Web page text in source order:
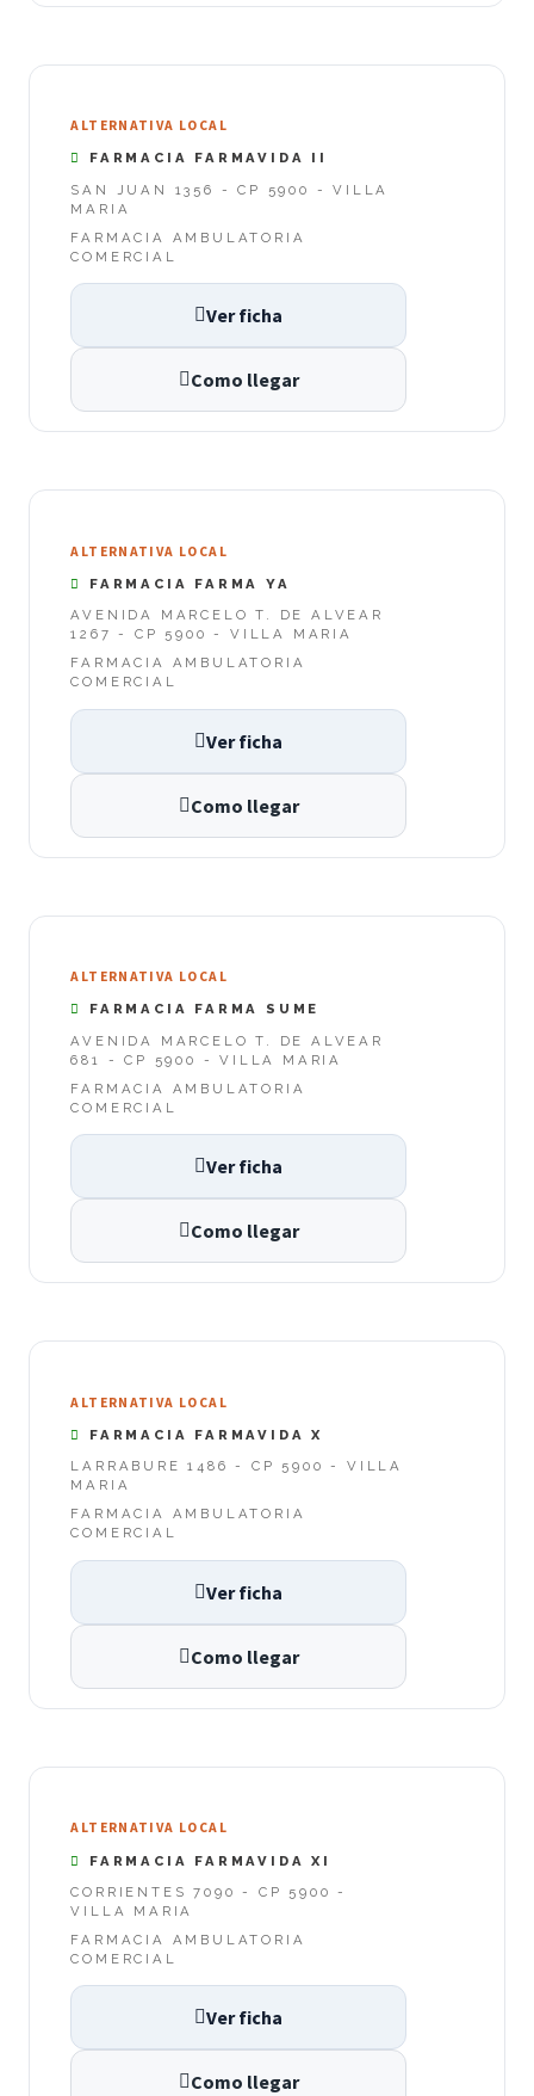
ALTERNATIVA LOCAL
FARMACIA FARMAVIDA II
SAN JUAN 1356 - CP 5900 - VILLA
MARIA
FARMACIA AMBULATORIA
COMERCIAL
Ver ficha
Como llegar
ALTERNATIVA LOCAL
FARMACIA FARMA YA
AVENIDA MARCELO T. DE ALVEAR
1267 - CP 5900 - VILLA MARIA
FARMACIA AMBULATORIA
COMERCIAL
Ver ficha
Como llegar
ALTERNATIVA LOCAL
FARMACIA FARMA SUME
AVENIDA MARCELO T. DE ALVEAR
681 - CP 5900 - VILLA MARIA
FARMACIA AMBULATORIA
COMERCIAL
Ver ficha
Como llegar
ALTERNATIVA LOCAL
FARMACIA FARMAVIDA X
LARRABURE 1486 - CP 5900 - VILLA
MARIA
FARMACIA AMBULATORIA
COMERCIAL
Ver ficha
Como llegar
ALTERNATIVA LOCAL
FARMACIA FARMAVIDA XI
CORRIENTES 7090 - CP 5900 -
VILLA MARIA
FARMACIA AMBULATORIA
COMERCIAL
Ver ficha
Como llegar